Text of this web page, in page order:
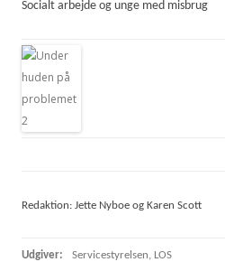
Socialt arbejde og unge med misbrug
Redaktion: Jette Nyboe og Karen Scott
Udgiver: Servicestyrelsen, LOS